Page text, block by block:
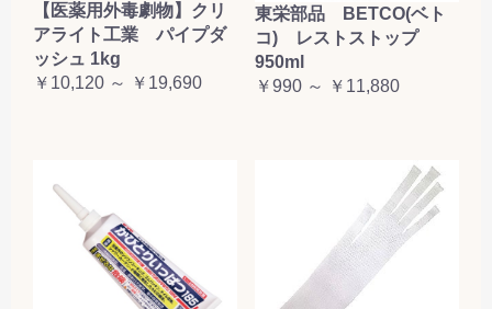
【医薬用外毒劇物】クリ
アライト工業 パイプダ
ッシュ 1kg
￥10,120 ～ ￥19,690
東栄部品 BETCO(ベト
コ) レストストップ
950ml
￥990 ～ ￥11,880